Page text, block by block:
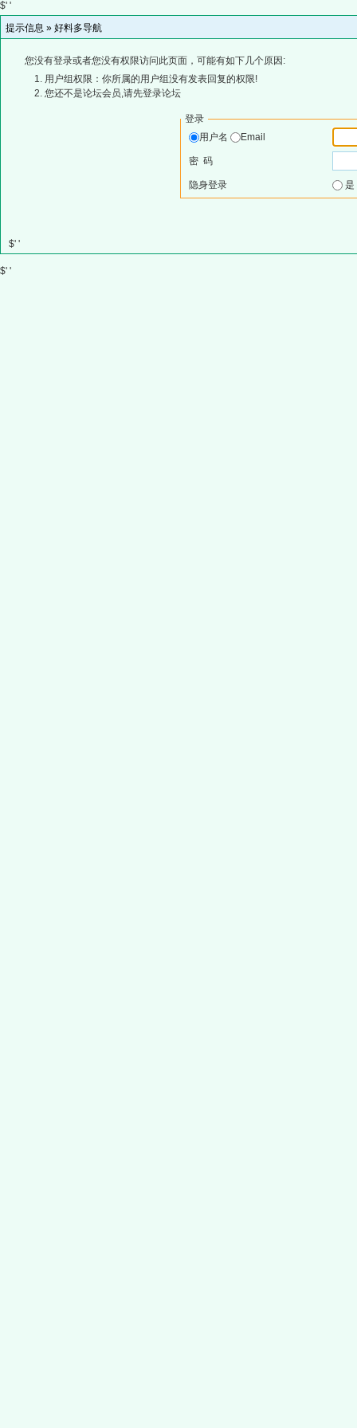
$' '
提示信息 » 好料多导航
您没有登录或者您没有权限访问此页面，可能有如下几个原因:
用户组权限：你所属的用户组没有发表回复的权限!
您还不是论坛会员,请先登录论坛
登录
用户名
Email
密 码
隐身登录
$' '
$' '